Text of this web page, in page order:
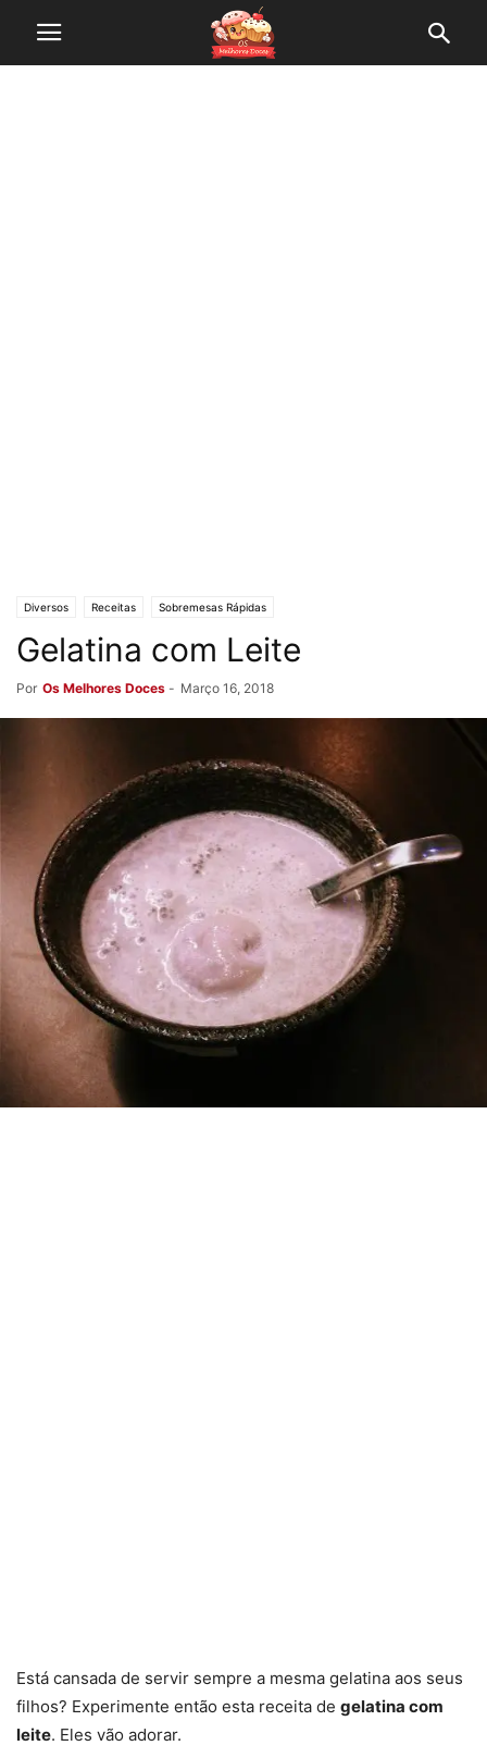
Diversos Receitas Sobremesas Rápidas
Gelatina com Leite
Por Os Melhores Doces - Março 16, 2018
Está cansada de servir sempre a mesma gelatina aos seus
filhos? Experimente então esta receita de gelatina com
leite. Eles vão adorar.